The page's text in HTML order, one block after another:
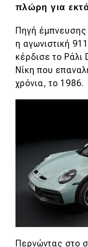
Κόσμος
Τεχνολογία
Ασφάλεια
Αγορά
Απόψεις
Δοκιμή
Αποστολή
Συγκρίνουμε
Formula 1
πλώρη για
Πηγή έμπνευσης
η αγωνιστική
κέρδισε το Ράλι
Νίκη που
χρόνια, το 1986.
Περνώντας στο